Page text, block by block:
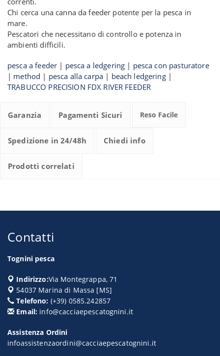
Chi cerca una canna da feeder potente per la pesca in
mare.
Pescatori che necessitano di controllo e potenza in
ambienti difficili.
pesca a feeder | pesca a ledgering | pesca con pasturatore
| method | pesca alla carpa | beach ledgering|
TRABUCCO PRECISION FDX RIVER FEEDER
Garanzia Pagamenti Sicuri Reso Facile
Spedizione in 24/48h Chiedi info
Prodotti correlati
Contatti
Tognini pesca
Indirizzo:Via Montegrappa, 71
54037 Marina di Massa [MS]
Telefono: (+39) 0585.242857
Email: info@cacciaepescatognini.it
Assistenza Ordini
infoassistenzaordini@cacciaepescatognini.it